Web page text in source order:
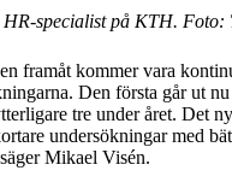
HR-specialist på KTH. Foto:
framåt kommer vara
Den första går ut
tre under året. Det
undersökningar med
Mikael Visén.